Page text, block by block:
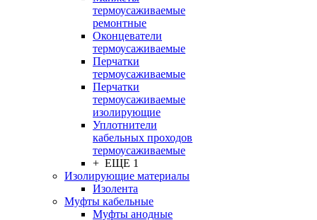
термоусаживаемые
ремонтные
Оконцеватели
термоусаживаемые
Перчатки
термоусаживаемые
Перчатки
термоусаживаемые
изолирующие
Уплотнители
кабельных проходов
термоусаживаемые
+ ЕЩЕ 1
Изолирующие материалы
Изолента
Муфты кабельные
Муфты анодные